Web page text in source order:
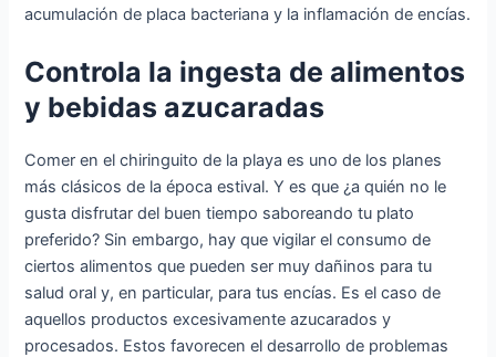
acumulación de placa bacteriana y la inflamación de encías.
Controla la ingesta de alimentos
y bebidas azucaradas
Comer en el chiringuito de la playa es uno de los planes
más clásicos de la época estival. Y es que ¿a quién no le
gusta disfrutar del buen tiempo saboreando tu plato
preferido? Sin embargo, hay que vigilar el consumo de
ciertos alimentos que pueden ser muy dañinos para tu
salud oral y, en particular, para tus encías. Es el caso de
aquellos productos excesivamente azucarados y
procesados. Estos favorecen el desarrollo de problemas